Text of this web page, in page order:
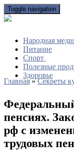
Toggle navigation
Народная
Питание
Спорт
Полезные
Здоровье
Главная»Секреты
пенсиях.
рф с
трудовых